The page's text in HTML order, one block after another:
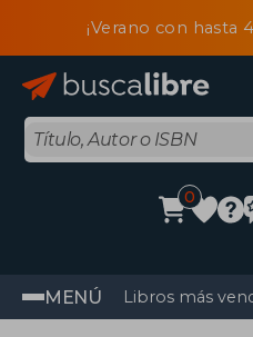
¡Verano con hasta
0
MENÚ Libros más